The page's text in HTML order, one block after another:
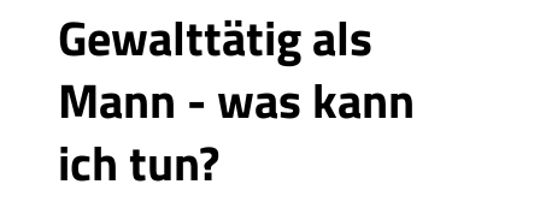
Gewalttätig als
Mann - was kann
ich tun?